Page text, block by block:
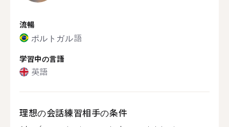
流暢
ポルトガル語
学習中の言語
英語
理想の会話練習相手の条件